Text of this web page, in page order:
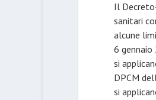
Il
sanitari
alcune
6 gennaio
si
DPCM
si